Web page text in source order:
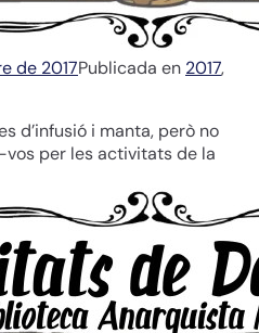
de 2017Publicada en 2017,
d’infusió i manta, però no
per les activitats de la